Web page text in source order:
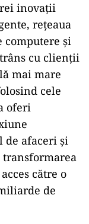
inovații
rețeaua
și
cu clienții
mai mare
cele
oferi
de afaceri şi
către o
de